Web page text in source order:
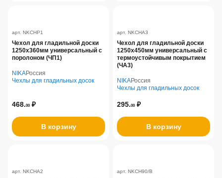
арт. NKCHP1
Чехол для гладильной доски
1250х360мм универсальный с
поролоном (ЧП1)
NIKAРоссия
Чехлы для гладильных досок
468.00 ₽
В корзину
арт. NKCHA3
Чехол для гладильной доски
1250х450мм универсальный с
термоустойчивым покрытием
(ЧА3)
NIKAРоссия
Чехлы для гладильных досок
295.00 ₽
В корзину
арт. NKCHA2 арт. NKCH90/B